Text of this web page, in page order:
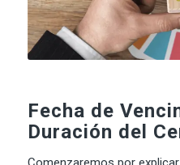
Fecha de
Duración del